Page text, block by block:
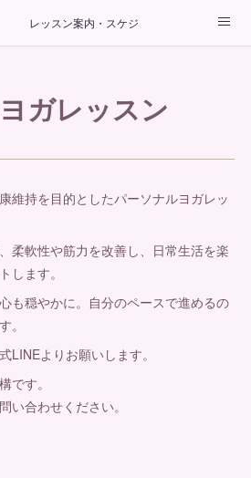
レッスン案内・スケジュール
室 パーソナルヨガレッスン
ガレッスン
維持を目的としたパーソナルヨガレッ
柔軟性や筋力を改善し、日常生活を楽
します。
も穏やかに。自分のペースで進めるの
。
LINEよりお願いします。
です。
い合わせください。